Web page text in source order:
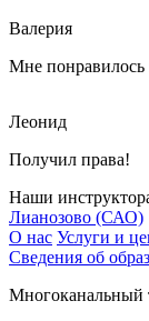
Валерия
Мне понравилось
Леонид
Получил права!
Наши
Лианозово (САО)
О нас Услуги и
Сведения об
Многоканальный